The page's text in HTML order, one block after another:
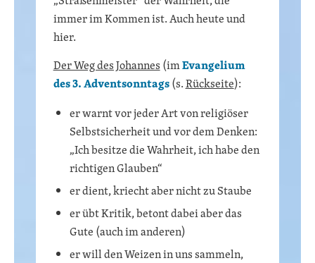
immer im Kommen ist. Auch heute und
hier.
Der Weg des Johannes(imEvangelium
des 3. Adventsonntags(s.Rückseite):
er warnt vor jeder Art von religiöser
Selbstsicherheit und vor dem Denken:
„Ich besitze die Wahrheit, ich habe den
richtigen Glauben“
er dient, kriecht aber nicht zu Staube
er übt Kritik, betont dabei aber das
Gute (auch im anderen)
er will den Weizen in uns sammeln,